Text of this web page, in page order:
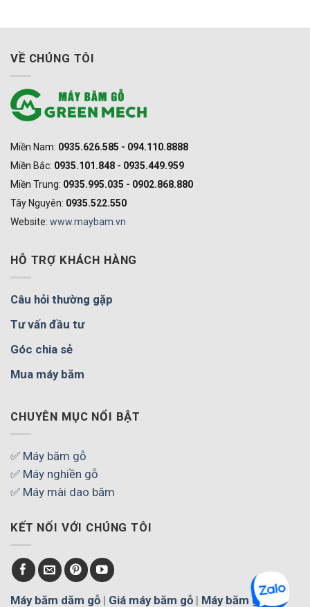
VỀ CHÚNG TÔI
Miền Nam: 0935.626.585 - 094.110.8888
Miền Bắc: 0935.101.848 - 0935.449.959
Miền Trung: 0935.995.035 - 0902.868.880
Tây Nguyên: 0935.522.550
Website: www.maybam.vn
HỖ TRỢ KHÁCH HÀNG
Câu hỏi thường gặp
Tư vấn đầu tư
Góc chia sẻ
Mua máy băm
CHUYÊN MỤC NỔI BẬT
✅ Máy băm gỗ
✅ Máy nghiền gỗ
✅ Máy mài dao băm
KẾT NỐI VỚI CHÚNG TÔI
Máy băm dăm gỗ | Giá máy băm gỗ | Máy băm gỗ